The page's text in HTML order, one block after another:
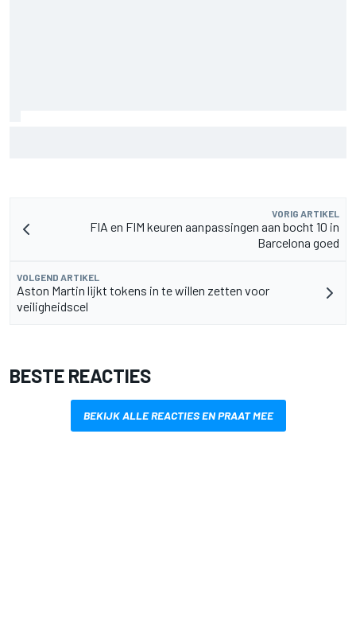
VORIG ARTIKEL
FIA en FIM keuren aanpassingen aan bocht 10 in
Barcelona goed
VOLGEND ARTIKEL
Aston Martin lijkt tokens in te willen zetten voor
veiligheidscel
BESTE REACTIES
BEKIJK ALLE REACTIES EN PRAAT MEE